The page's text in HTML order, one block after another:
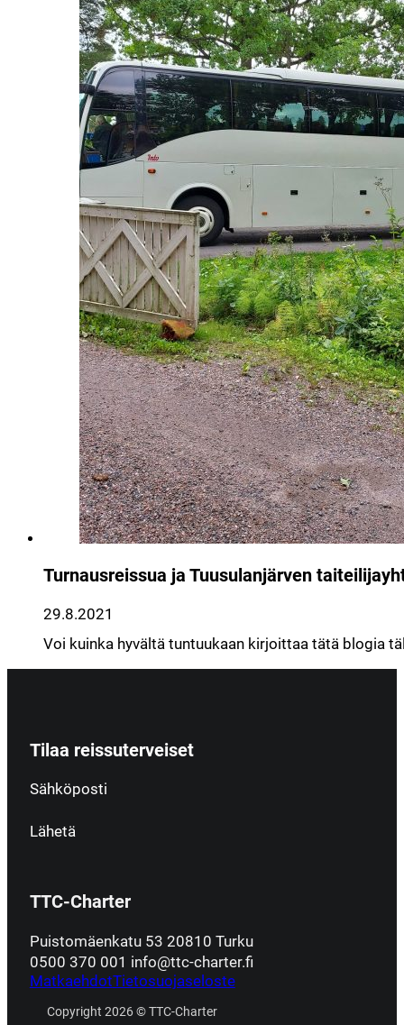
Turnausreissua ja Tuusulanjärven
29.8.2021
Voi kuinka hyvältä tuntuukaan kirjoittaa tätä blogia
Tilaa reissuterveiset
Section
Sähköposti
Lähetä
TTC-Charter
Puistomäenkatu 53 20810 Turku
0500 370 001 info@ttc-charter.fi
MatkaehdotTietosuojaseloste
Copyright 2026 © TTC-Charter